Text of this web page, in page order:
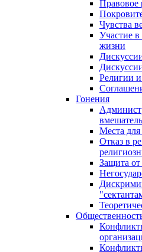
Правовое
Чувства
Участие
жизни
Религии
Гонения
Места
Отказ в
Защита